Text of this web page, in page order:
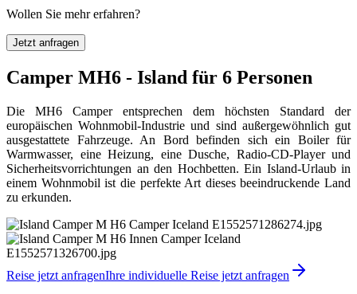
Wollen Sie mehr erfahren?
Jetzt anfragen
Camper MH6 - Island für 6 Personen
Die MH6 Camper entsprechen dem höchsten Standard der
europäischen Wohnmobil-Industrie und sind außergewöhnlich gut
ausgestattete Fahrzeuge. An Bord befinden sich ein Boiler für
Warmwasser, eine Heizung, eine Dusche, Radio-CD-Player und
Sicherheitsvorrichtungen an den Hochbetten. Ein Island-Urlaub in
einem Wohnmobil ist die perfekte Art dieses beeindruckende Land
zu erkunden.
Reise jetzt anfragenIhre individuelle Reise jetzt anfragen